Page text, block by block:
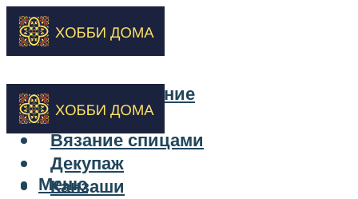
Бисероплетение
Вышивка
Вязание спицами
Декупаж
Канзаши
Меню